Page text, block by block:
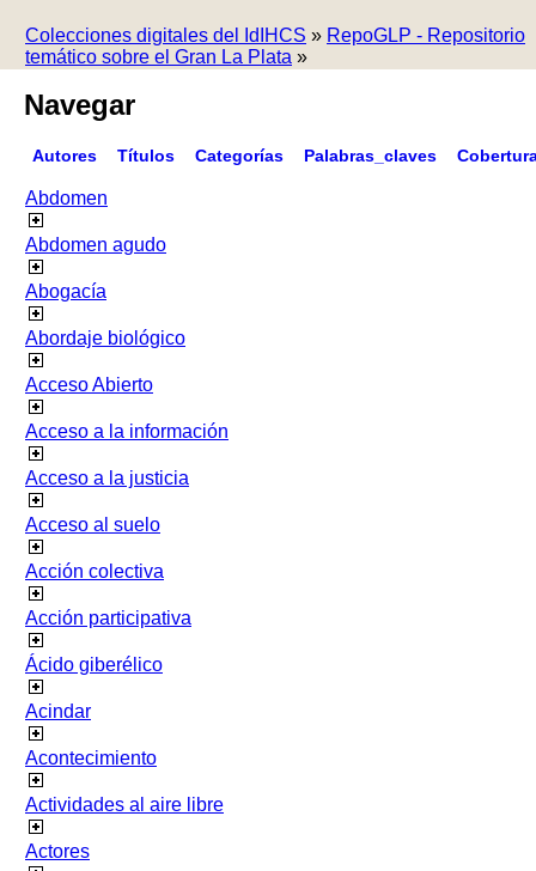
Colecciones digitales del IdIHCS » RepoGLP - Repositorio
temático sobre el Gran La Plata »
Navegar
Autores Títulos Categorías Palabras_claves
Abdomen
Abdomen agudo
Abogacía
Abordaje biológico
Acceso Abierto
Acceso a la información
Acceso a la justicia
Acceso al suelo
Acción colectiva
Acción participativa
Ácido giberélico
Acindar
Acontecimiento
Actividades al aire libre
Actores